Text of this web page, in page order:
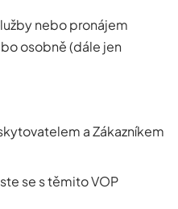
nebo pronájem
osobně (dále jen
a Zákazníkem
se s těmito VOP